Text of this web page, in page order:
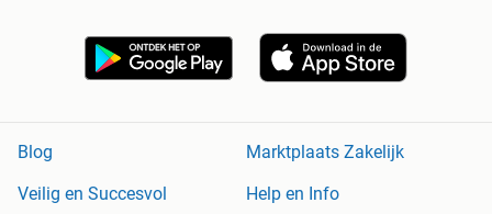
Blog
Marktplaats Zakelijk
Veilig en Succesvol
Help en Info